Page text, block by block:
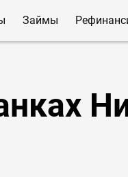
Займы